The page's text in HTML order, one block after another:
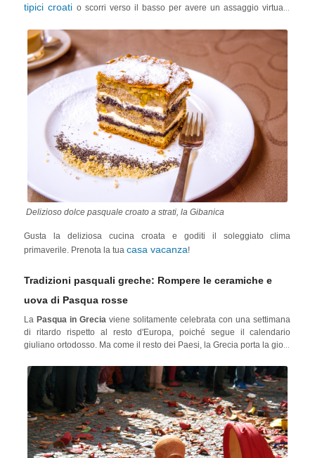
tipici croati o scorri verso il basso per avere un assaggio virtuale
noci, formaggio e carruba.
Delizioso dolce pasquale croato a strati, la Gibanica
Gusta la deliziosa cucina croata e goditi il soleggiato clima
primaverile. Prenota la tuacasa vacanza!
Tradizioni pasquali greche: Rompere le ceramiche e
uova di Pasqua rosse
La Pasqua in Greciaviene solitamente celebrata con una settimana
di ritardo rispetto al resto d'Europa, poiché segue il calendario
giuliano ortodosso. Ma come il resto dei Paesi, la Grecia porta la gioia
attira migliaia di spettatori greci e internazionali per assistere alla
tradizione di
rompere le ceramiche.